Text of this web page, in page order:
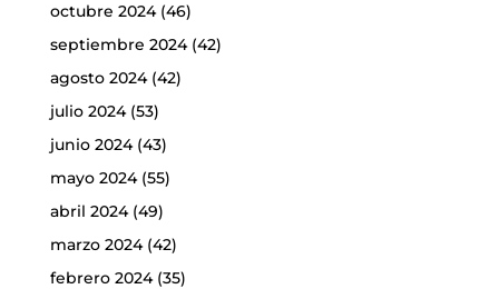
octubre 2024(46)
septiembre 2024(42)
agosto 2024(42)
julio 2024(53)
junio 2024(43)
mayo 2024(55)
abril 2024(49)
marzo 2024(42)
febrero 2024(35)